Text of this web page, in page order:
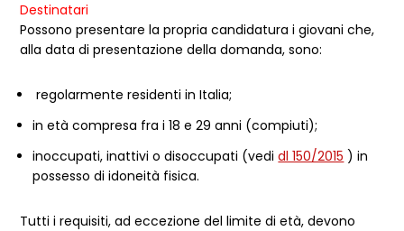
Destinatari
Possono presentare la propria candidatura i giovani che,
alla data di presentazione della domanda, sono:
regolarmente residenti in Italia;
in età compresa fra i 18 e 29 anni (compiuti);
inoccupati, inattivi o disoccupati (vedidl 150/2015 ) in
possesso di idoneità fisica.
Tutti i requisiti, ad eccezione del limite di età, devono